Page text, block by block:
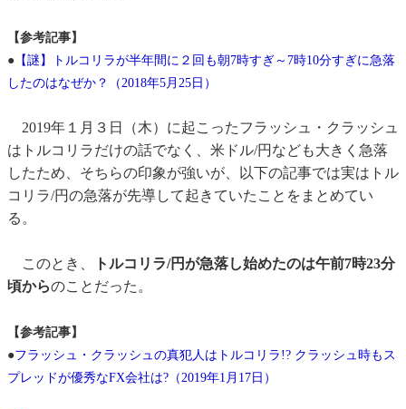
【参考記事】
● 【謎】トルコリラが半年間に２回も朝7時すぎ～7時10分すぎに急落
したのはなぜか？（2018年5月25日）
2019年１月３日（木）に起こったフラッシュ・クラッシュ
はトルコリラだけの話でなく、米ドル/円なども大きく急落
したため、そちらの印象が強いが、以下の記事では実はトル
コリラ/円の急落が先導して起きていたことをまとめてい
る。
このとき、
トルコリラ/円が急落し始めたのは午前7時23分
頃からのことだった。
【参考記事】
●フラッシュ・クラッシュの真犯人はトルコリラ!? クラッシュ時もス
プレッドが優秀なFX会社は?（2019年1月17日）